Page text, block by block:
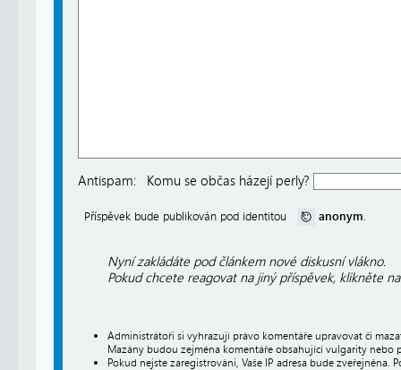
Antispam: Komu se občas házejí perly?
Příspěvek bude publikován pod identitou anonym.
Nyní zakládáte pod článkem nové diskusní vlákno.
Pokud chcete reagovat na jiný příspěvek, klikněte
Administrátoři si vyhrazují právo komentáře upravovat či
Mazány budou zejména komentáře obsahující vulgarity nebo
Pokud nejste zaregistrováni, Vaše IP adresa bude